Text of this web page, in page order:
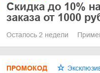
Скидка до 10%
заказа от 1000
Осталось 2 недели
ПРОМОКОД